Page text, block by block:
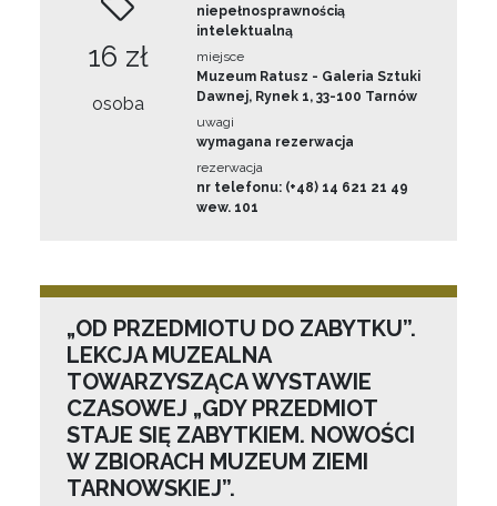
16 zł
osoba
niepełnosprawnością
intelektualną
miejsce
Muzeum Ratusz - Galeria Sztuki
Dawnej, Rynek 1, 33-100 Tarnów
uwagi
wymagana rezerwacja
rezerwacja
nr telefonu: (+48) 14 621 21 49
wew. 101
„OD PRZEDMIOTU DO ZABYTKU”.
LEKCJA MUZEALNA
TOWARZYSZĄCA WYSTAWIE
CZASOWEJ „GDY PRZEDMIOT
STAJE SIĘ ZABYTKIEM. NOWOŚCI
W ZBIORACH MUZEUM ZIEMI
TARNOWSKIEJ”.